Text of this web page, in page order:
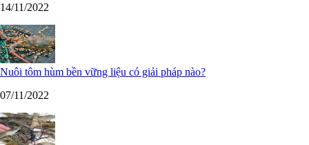
14/11/2022
Nuôi tôm hùm bền vững liệu có giải pháp nào?
07/11/2022